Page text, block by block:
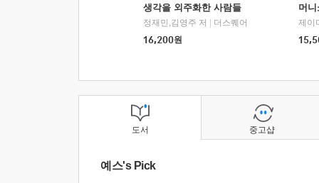
생각을 외주화한 사람들
정재민,김영주 저
더스퀘어
16,200원
머
도서
예스's Pick
중고샵